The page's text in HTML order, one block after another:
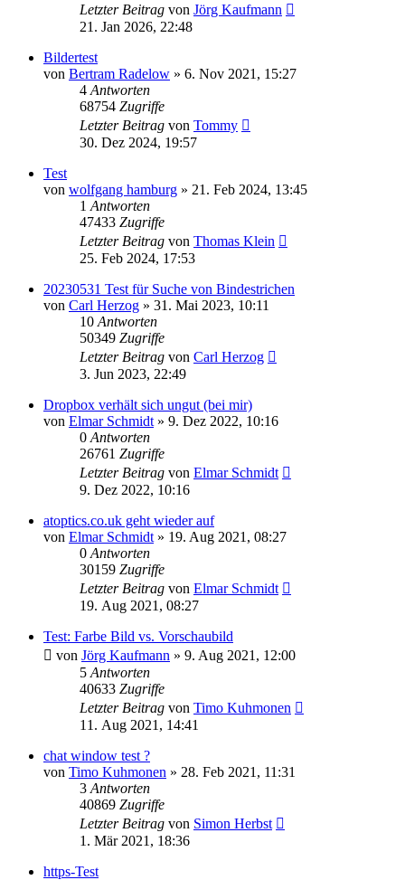
Letzter Beitrag von Jörg Kaufmann
21. Jan 2026, 22:48
Bildertest
von Bertram Radelow » 6. Nov 2021, 15:27
4 Antworten
68754 Zugriffe
Letzter Beitrag von Tommy
30. Dez 2024, 19:57
Test
von wolfgang hamburg » 21. Feb 2024, 13:45
1 Antworten
47433 Zugriffe
Letzter Beitrag von Thomas Klein
25. Feb 2024, 17:53
20230531 Test für Suche von Bindestrichen
von Carl Herzog » 31. Mai 2023, 10:11
10 Antworten
50349 Zugriffe
Letzter Beitrag von Carl Herzog
3. Jun 2023, 22:49
Dropbox verhält sich ungut (bei mir)
von Elmar Schmidt » 9. Dez 2022, 10:16
0 Antworten
26761 Zugriffe
Letzter Beitrag von Elmar Schmidt
9. Dez 2022, 10:16
atoptics.co.uk geht wieder auf
von Elmar Schmidt » 19. Aug 2021, 08:27
0 Antworten
30159 Zugriffe
Letzter Beitrag von Elmar Schmidt
19. Aug 2021, 08:27
Test: Farbe Bild vs. Vorschaubild
von Jörg Kaufmann » 9. Aug 2021, 12:00
5 Antworten
40633 Zugriffe
Letzter Beitrag von Timo Kuhmonen
11. Aug 2021, 14:41
chat window test ?
von Timo Kuhmonen » 28. Feb 2021, 11:31
3 Antworten
40869 Zugriffe
Letzter Beitrag von Simon Herbst
1. Mär 2021, 18:36
https-Test